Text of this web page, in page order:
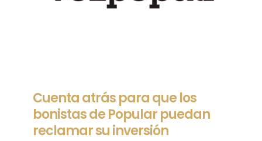
Cuenta atrás para que los
bonistas de Popular puedan
reclamar su inversión